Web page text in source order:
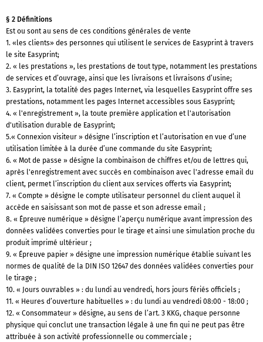
§ 2 Définitions
Est ou sont au sens de ces conditions générales de vente
1. «les clients» des personnes qui utilisent le services de Easyprint à travers
le site Easyprint;
2. « les prestations », les prestations de tout type, notamment les prestations
de services et d’ouvrage, ainsi que les livraisons et livraisons d’usine;
3. Easyprint, la totalité des pages Internet, via lesquelles Easyprint offre ses
prestations, notamment les pages Internet accessibles sous Easyprint;
4. « l'enregistrement », la toute première application et l'autorisation
d'utilisation durable de Easyprint;
5.« Connexion visiteur » désigne l’inscription et l’autorisation en vue d’une
utilisation limitée à la durée d’une commande du site Easyprint;
6. « Mot de passe » désigne la combinaison de chiffres et/ou de lettres qui,
après l'enregistrement avec succès en combinaison avec l'adresse email du
client, permet l’inscription du client aux services offerts via Easyprint;
7. « Compte » désigne le compte utilisateur personnel du client auquel il
accède en saisissant son mot de passe et son adresse email ;
8. « Épreuve numérique » désigne l’aperçu numérique avant impression des
données validées converties pour le tirage et ainsi une simulation proche du
produit imprimé ultérieur ;
9. « Épreuve papier » désigne une impression numérique établie suivant les
normes de qualité de la DIN ISO 12647 des données validées converties pour
le tirage ;
10. « Jours ouvrables » : du lundi au vendredi, hors jours fériés officiels ;
11. « Heures d’ouverture habituelles » : du lundi au vendredi 08:00 - 18:00 ;
12. « Consommateur » désigne, au sens de l’art. 3 KKG, chaque personne
physique qui conclut une transaction légale à une fin qui ne peut pas être
attribuée à son activité professionnelle ou commerciale ;